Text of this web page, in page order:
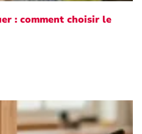
: comment choisir le